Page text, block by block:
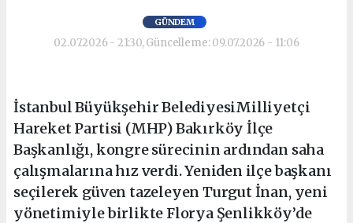
GÜNDEM
02.07.2026 - 21:30, Güncelleme: 09.07.2026 - 11:06
İstanbul Büyükşehir BelediyesiMilliyetçi
Hareket Partisi (MHP) Bakırköy İlçe
Başkanlığı, kongre sürecinin ardından saha
çalışmalarına hız verdi. Yeniden ilçe başkanı
seçilerek güven tazeleyen Turgut İnan, yeni
yönetimiyle birlikte Florya Şenlikköy’de